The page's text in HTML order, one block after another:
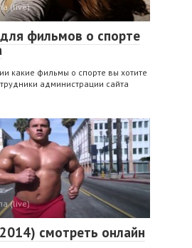
(live)
фильмов о спорте
какие фильмы о спорте вы хотите
администрации сайта
(live)
смотреть онлайн